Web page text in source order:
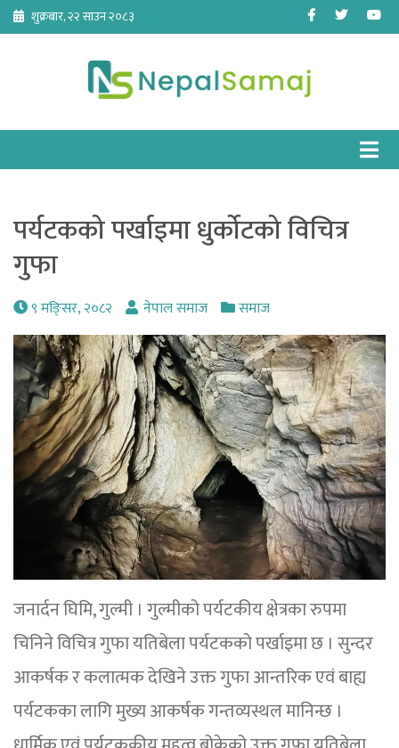
Skip
content
शुक्रबार, २२ साउन २०८३ Facebook
Twitter
पर्यटकको पर्खाइमा धुर्कोटको विचित्र
गुफा
९ मङि्सर, २०८२ नेपाल समाज समाज
जनार्दन घिमि, गुल्मी । गुल्मीको पर्यटकीय क्षेत्रका रुपमा
चिनिने विचित्र गुफा यतिबेला पर्यटकको पर्खाइमा छ । सुन्दर
आकर्षक र कलात्मक देखिने उक्त गुफा आन्तरिक एवं बाह्य
पर्यटकका लागि मुख्य आकर्षक गन्तव्यस्थल मानिन्छ ।